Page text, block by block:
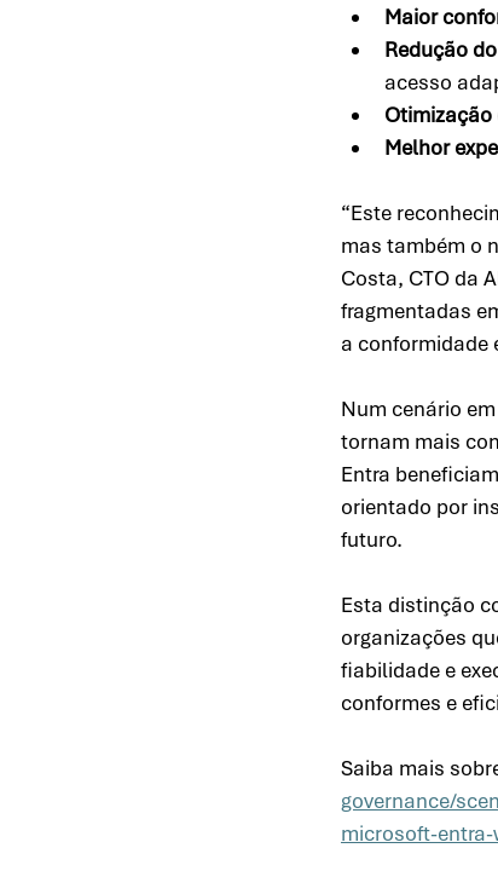
Maior
Redução
acesso
Melhor
“Este
mas também o
Costa, CTO da
fragmentadas
a conformidade
Num cenário
tornam mais
Entra
orientado por
futuro.
Esta distinção
organizações
fiabilidade e
conformes e
Saiba mais
governance/
microsoft-